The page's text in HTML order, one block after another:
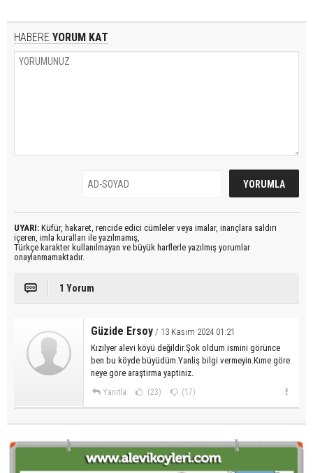
HABERE YORUM KAT
UYARI: Küfür, hakaret, rencide edici cümleler veya imalar, inançlara saldırı
içeren, imla kuralları ile yazılmamış,
Türkçe karakter kullanılmayan ve büyük harflerle yazılmış yorumlar
onaylanmamaktadır.
1 Yorum
Güzide Ersoy / 13 Kasım 2024 01:21
Kızılyer alevi köyü değildir.Şok oldum ismini görünce
ben bu köyde büyüdüm.Yanliş bilgi vermeyin.Kıme göre
neye göre araştirma yaptiniz.
Yanıtla (23) (17)